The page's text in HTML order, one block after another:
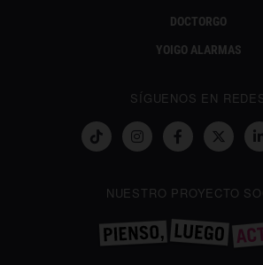
DOCTORGO
YOIGO ALARMAS
SÍGUENOS EN
NUESTRO PROYECTO